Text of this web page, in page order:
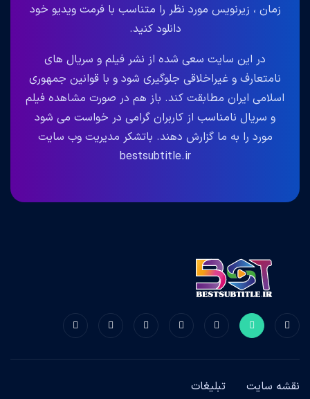
زمان ، زیرنویس مورد نظر را متناسب با فرمت ویدیو خود
دانلود کنید.
در این سایت سعی شده از نشر فیلم و سریال های
نامتعارف و غیراخلاقی جلوگیری شود و با قوانین جمهوری
اسلامی ایران مطابقت کند. باز هم در صورت مشاهده فیلم
و سریال نامناسب از کاربران گرامی در خواست می شود
مورد را به ما گزارش دهند. باتشکر مدیریت وب سایت
bestsubtitle.ir
نقشه سایت تبلیغات